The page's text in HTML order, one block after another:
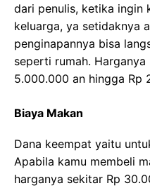
dari penulis, ketika ingin
keluarga, ya setidaknya
penginapannya bisa
seperti rumah. Harganya
5.000.000 an hingga Rp
Biaya Makan
Dana keempat yaitu
Apabila kamu membeli
harganya sekitar Rp